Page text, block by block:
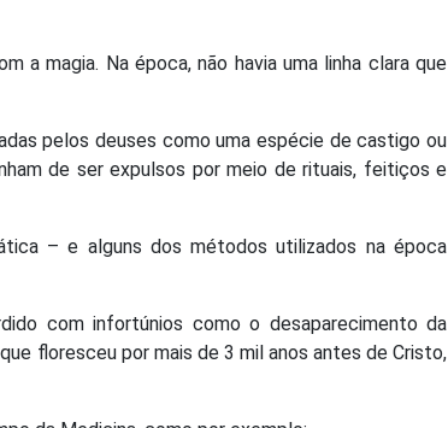
a magia. Na época, não havia uma linha clara que
pelos deuses como uma espécie de castigo ou
de ser expulsos por meio de rituais, feitiços e
– e alguns dos métodos utilizados na época
com infortúnios como o desaparecimento da
floresceu por mais de 3 mil anos antes de Cristo,